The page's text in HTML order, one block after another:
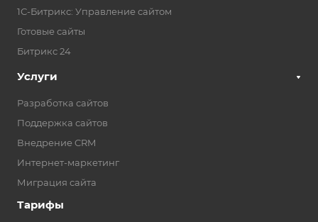
1С-Битрикс: Управление сайтом
Готовые сайты
Битрикс 24
Услуги
Разработка сайтов
Поддержка сайтов
Внедрение CRM
Интернет-маркетинг
Миграция сайта
Тарифы